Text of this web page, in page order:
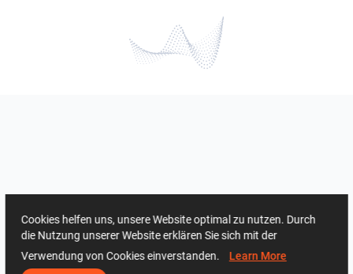
Cookies helfen uns, unsere Website optimal zu nutzen. Durch
die Nutzung unserer Website erklären Sie sich mit der
Verwendung von Cookies einverstanden. Learn More